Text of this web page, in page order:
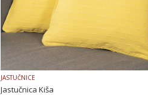
JASTUČNICE
Jastučnica Kiša